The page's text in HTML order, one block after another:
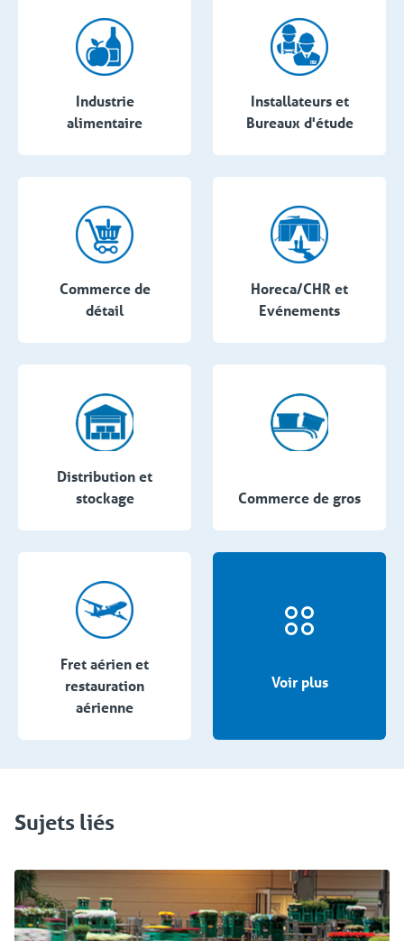
Industrie
alimentaire
Installateurs et
Bureaux d'étude
Commerce de
détail
Horeca/CHR et
Evénements
Distribution et
stockage
Commerce de gros
Fret aérien et
restauration
aérienne
Voir plus
Sujets liés